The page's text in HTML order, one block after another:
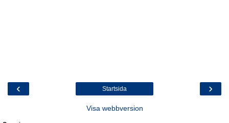
‹ ›
Startsida
Visa webbversion